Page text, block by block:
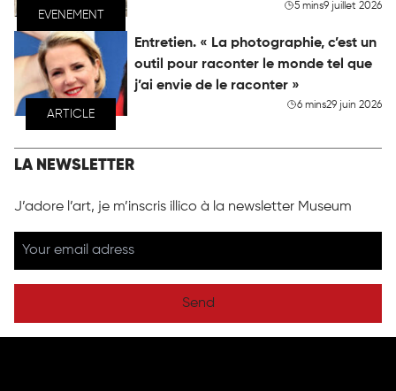
EVENEMENT
5 mins9 juillet 2026
ARTICLE
Entretien. « La photographie, c’est un
outil pour raconter le monde tel que
j’ai envie de le raconter »
6 mins29 juin 2026
LA NEWSLETTER
J’adore l’art, je m’inscris illico à la newsletter Museum
Send